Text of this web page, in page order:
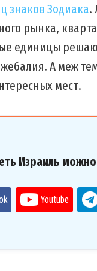
знаков Зодиака.
рынка,
единицы
А меж
мест.
Израиль
Youtube